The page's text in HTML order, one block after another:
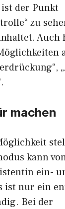
der Punkt
zu
machen
kann
ein-
ist nur ein
Bei der